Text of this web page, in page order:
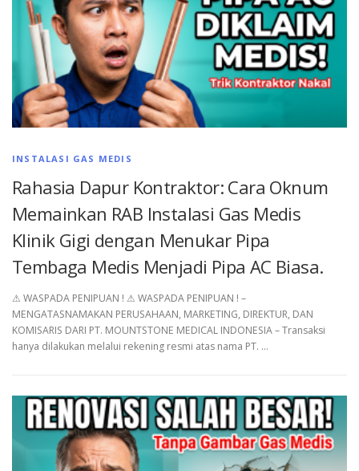
INSTALASI GAS MEDIS
Rahasia Dapur Kontraktor: Cara Oknum
Memainkan RAB Instalasi Gas Medis
Klinik Gigi dengan Menukar Pipa
Tembaga Medis Menjadi Pipa AC Biasa.
⚠︎ WASPADA PENIPUAN ! ⚠︎ WASPADA PENIPUAN ! –
MENGATASNAMAKAN PERUSAHAAN, MARKETING, DIREKTUR, DAN
KOMISARIS DARI PT. MOUNTSTONE MEDICAL INDONESIA – Transaksi
hanya dilakukan melalui rekening resmi atas nama PT. …